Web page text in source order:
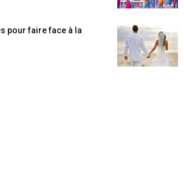
pour faire face à la